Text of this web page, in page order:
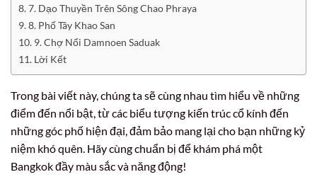
7. Dạo Thuyền Trên Sông Chao Phraya
8. Phố Tây Khao San
9. Chợ Nổi Damnoen Saduak
Lời Kết
Trong bài viết này, chúng ta sẽ cùng nhau tìm hiểu về những
điểm đến nổi bật, từ các biểu tượng kiến trúc cổ kính đến
những góc phố hiện đại, đảm bảo mang lại cho bạn những kỷ
niệm khó quên. Hãy cùng chuẩn bị để khám phá một
Bangkok đầy màu sắc và năng động!